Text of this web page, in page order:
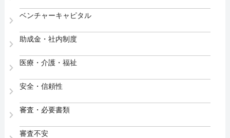
ベンチャーキャピタル
助成金・社内制度
医療・介護・福祉
安全・信頼性
審査・必要書類
審査不安